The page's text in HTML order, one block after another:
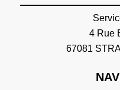
4 Rue
67081